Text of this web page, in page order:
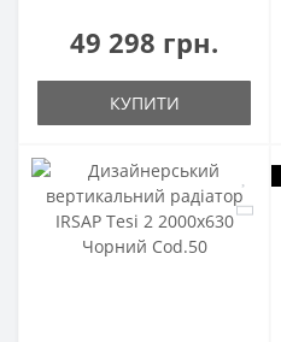
49 298 грн.
КУПИТИ